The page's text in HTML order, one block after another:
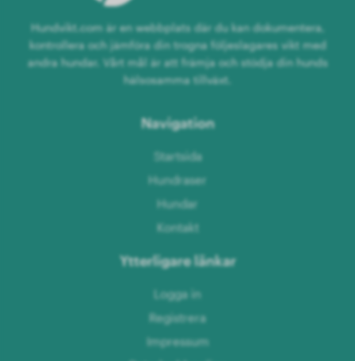
Hundvikt.com är en webbplats där du kan dokumentera,
kontrollera och jämföra din trogna följeslagares vikt med
andra hundar. Vårt mål är att främja och stödja din hunds
hälsosamma tillväxt.
Navigation
Startsida
Hundraser
Hundar
Kontakt
Ytterligare länkar
Logga in
Registrera
Impressum